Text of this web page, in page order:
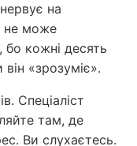
на
не може
кожні десять
«зрозуміє».
Спеціаліст
там, де
Ви слухаєтесь.